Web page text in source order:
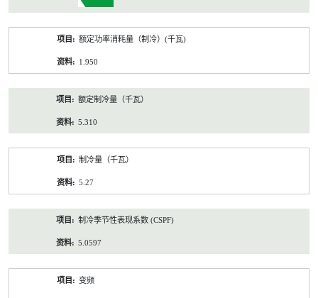
额定功率消耗量（制冷）(千瓦)
1.950
额定制冷量（千瓦）
5.310
制冷量（千瓦）
5.27
制冷季节性表现系数 (CSPF)
5.0597
变频